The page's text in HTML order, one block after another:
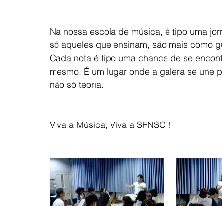
Na nossa escola de música, é tipo uma
só aqueles que ensinam, são mais como
Cada nota é tipo uma chance de se
mesmo. É um lugar onde a galera se
não só teoria.
Viva a Música, Viva a SFNSC !